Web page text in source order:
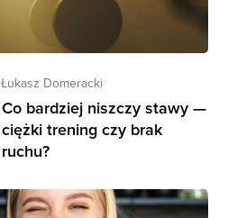
Łukasz Domeracki
Co bardziej niszczy stawy —
ciężki trening czy brak
ruchu?